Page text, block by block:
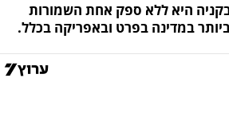
היא ללא ספק אחת השמורות
במדינה בפרט ובאפריקה בכלל.